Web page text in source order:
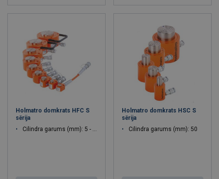
Holmatro domkrats HFC S
sērija
Cilindra garums (mm): 5 - 15
Holmatro domkrats HSC S
sērija
Cilindra garums (mm): 50